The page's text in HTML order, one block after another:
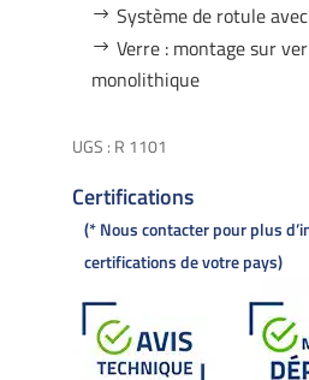
Système de rotule
Verre : montage sur
monolithique
UGS : R 1101
Certifications
* Nous contacter pour plus
certifications de votre pays